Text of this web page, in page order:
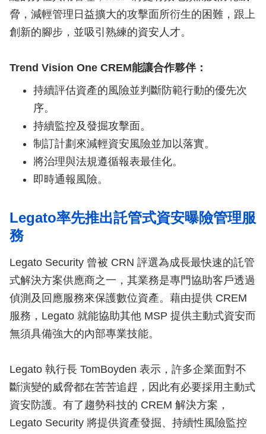
脅，減輕管理日益擴大的攻擊面所衍生的困難，跟上
創新的腳步，並吸引熟練的資安人才。
Trend Vision One CREM能讓合作夥伴：
持續評估資產的風險並判斷防範行動的優先次
序。
持續監控及發掘攻擊面。
制訂計劃來減輕資安風險並加以落實。
將治理與法規遵循報表最佳化。
即時通報風險。
Legato率先推出託管式資安曝險管理服
務
Legato Security 曾被 CRN 評選為成長最快速的託管
式解決方案供應商之一，其業務是專門協助客戶透過
偵測及回應服務來保護數位資產。藉由提供 CREM
服務，Legato 就能協助其他 MSP 提供主動式資安而
無須具備強大的內部專業技能。
Legato 執行長 TomBoyden 表示，許多企業面對不
斷演變的威脅都在苦苦追趕，因此有必要採用主動式
資安防護。有了趨勢科技的 CREM 解決方案，
Legato Security 將提供資產發掘、持續性風險監控